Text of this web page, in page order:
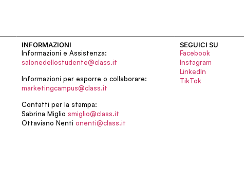
INFORMAZIONI
Informazioni e Assistenza:
salonedellostudente@class.it
Informazioni per esporre o collaborare:
marketingcampus@class.it
Contatti per la stampa:
Sabrina Miglio smiglio@class.it
Ottaviano Nenti onenti@class.it
SEGUICI SU
Facebook
Instagram
LinkedIn
TikTok